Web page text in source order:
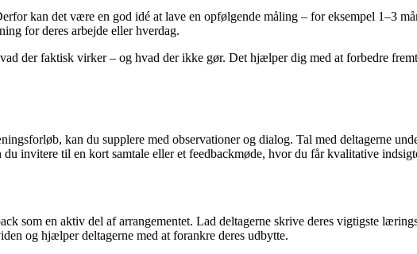
kan det være en god idé at lave en opfølgende måling – for eksempel 1–3
for deres arbejde eller hverdag.
der faktisk virker – og hvad der ikke gør. Det hjælper dig med at forbedre
kan du supplere med observationer og dialog. Tal med deltagerne
invitere til en kort samtale eller et feedbackmøde, hvor du får kvalitative
som en aktiv del af arrangementet. Lad deltagerne skrive deres vigtigste
og hjælper deltagerne med at forankre deres udbytte.